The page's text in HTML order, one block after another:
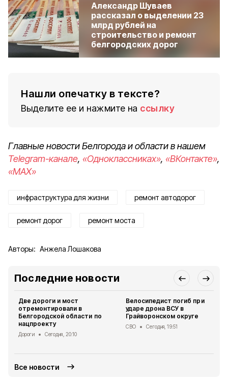
Александр Шуваев
рассказал о выделении 23
млрд рублей на
строительство и ремонт
белгородских дорог
Нашли опечатку в тексте?
Выделите ее и нажмите на ссылку
Главные новости Белгорода и области в нашем
Telegram-канале, «Одноклассниках», «ВКонтакте»,
«MAX»
инфраструктура для жизни ремонт автодорог
ремонт дорог ремонт моста
Авторы: Анжела Лошакова
Последние новости
Две дороги и мост
отремонтировали в
Белгородской области по
нацпроекту
Дороги Сегодня, 20:10
Велосипедист погиб при
ударе дрона ВСУ в
Грайворонском округе
СВО Сегодня, 19:51
Все новости